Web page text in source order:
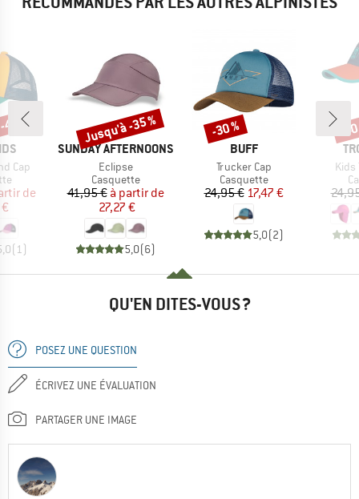
Cap
réduit
de
(1)
%
MARQUE
SUNDAY AFTERNOONS
Article
Eclipse
Product group
Casquette
Prix
41,95 € Prix réduit
à partir de
27,27 €
5,0(6)
Remise
Jusqu'à -35 %
MARQUE
BUFF
Article
Trucker Cap
Product group
Casquette
Prix
24,95 €Prix réduit
17,47 €
5,0(2)
Remise
-30 %
Kids
-
QU'EN DITES-VOUS ?
POSEZ UNE QUESTION
ÉCRIVEZ UNE ÉVALUATION
PARTAGER UNE IMAGE